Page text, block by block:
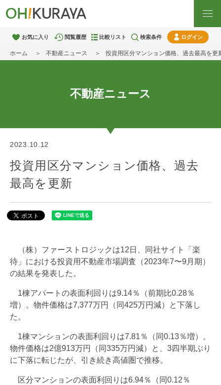
お気に入り 閲覧履歴 比較リスト 検索条件 ログイン
ホーム 不動産ニュース 投資用区分マンション価格、過去最高を更
不動産ニュース
2023.10.12
投資用区分マンション価格、過去
最高を更新
（株）ファーストロジックは12日、同社サイト「楽
待」における投資用不動産市場調査（2023年7〜9月期）
の結果を発表した。
1棟アパートの表面利回りは9.14％（前期比0.28％
増）。物件価格は7,377万円（同425万円減）と下落し
た。
1棟マンションの表面利回りは7.81％（同0.13％増）。
物件価格は2億913万円（同335万円減）と、3四半期ぶり
に下落に転じたが、引き続き高値圏で推移。
区分マンションの表面利回りは6.94％（同0.12％